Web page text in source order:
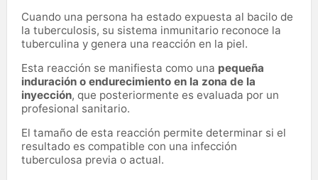
Cuando una persona ha estado expuesta al bacilo de
la tuberculosis, su sistema inmunitario reconoce la
tuberculina y genera una reacción en la piel.
Esta reacción se manifiesta como una pequeña
induración o endurecimiento en la zona de la
inyección, que posteriormente es evaluada por un
profesional sanitario.
El tamaño de esta reacción permite determinar si el
resultado es compatible con una infección
tuberculosa previa o actual.